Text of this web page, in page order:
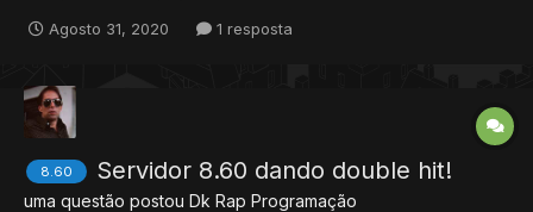
Agosto 31, 2020 1 resposta
8.60 Servidor 8.60 dando double hit!
uma questão postou Dk Rap Programação